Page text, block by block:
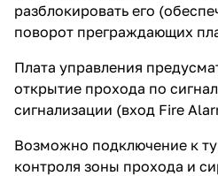
разблокировать его
поворот преграждающих
Плата управления
открытие прохода по
сигнализации (вход Fire
Возможно подключение к
контроля зоны прохода и